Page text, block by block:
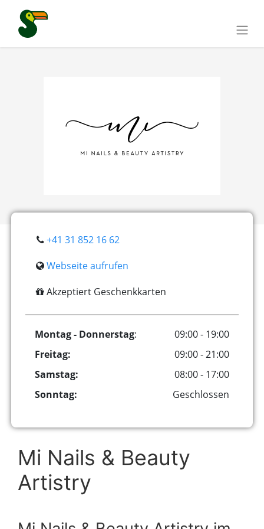
+41 31 852 16 62
Webseite aufrufen
Akzeptiert Geschenkkarten
Montag - Donnerstag:
09:00 - 19:00
Freitag:
09:00 - 21:00
Samstag:
08:00 - 17:00
Sonntag:
Geschlossen
Mi Nails & Beauty
Artistry